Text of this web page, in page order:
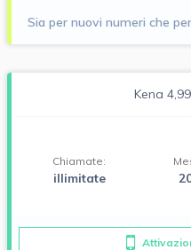
Sia per nuovi numeri che
Kena 4,99
Chiamate:
illimitate